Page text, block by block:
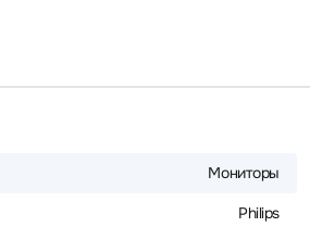
Мониторы
Philips